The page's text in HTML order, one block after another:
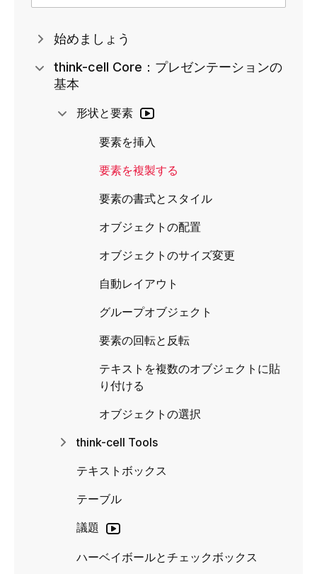
始めましょう
think-cell Core：プレゼンテーションの
基本
形状と要素
要素を挿入
要素を複製する
要素の書式とスタイル
オブジェクトの配置
オブジェクトのサイズ変更
自動レイアウト
グループオブジェクト
要素の回転と反転
テキストを複数のオブジェクトに貼
り付ける
オブジェクトの選択
think-cell Tools
テキストボックス
テーブル
議題
ハーベイボールとチェックボックス